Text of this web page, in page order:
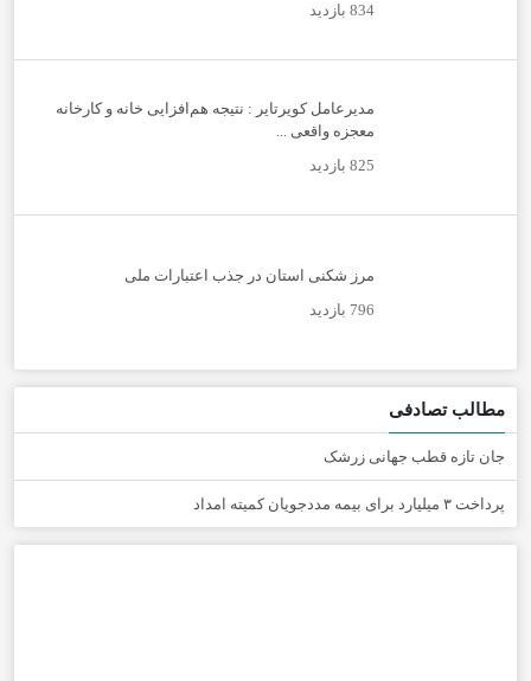
834 بازدید
مدیرعامل کویرتایر : نتیجه هم‌افزایی خانه و کارخانه
معجزه واقعی ...
825 بازدید
مرز شکنی استان در جذب اعتبارات ملی
796 بازدید
مطالب تصادفی
جان تازه‌ قطب جهانی زرشک
پرداخت ۳ میلیارد برای بیمه مددجویان کمیته امداد